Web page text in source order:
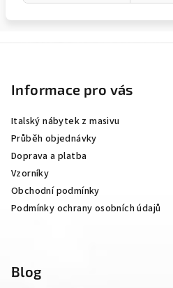
Informace pro vás
Italský nábytek z masivu
Průběh objednávky
Doprava a platba
Vzorníky
Obchodní podmínky
Podmínky ochrany osobních údajů
Blog